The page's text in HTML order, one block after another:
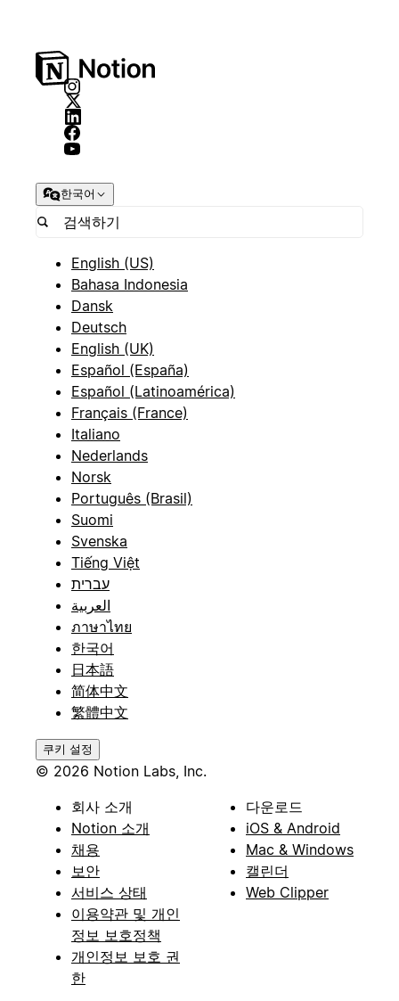
한국어
English (US)
Bahasa Indonesia
Dansk
Deutsch
English (UK)
Español (España)
Español (Latinoamérica)
Français (France)
Italiano
Nederlands
Norsk
Português (Brasil)
Suomi
Svenska
Tiếng Việt
עברית
العربية
ภาษาไทย
한국어
日本語
简体中文
繁體中文
쿠키 설정
© 2026 Notion Labs, Inc.
회사 소개
Notion 소개
채용
보안
서비스 상태
이용약관 및 개인
정보 보호정책
개인정보 보호 권
한
다운로드
iOS & Android
Mac & Windows
캘린더
Web Clipper